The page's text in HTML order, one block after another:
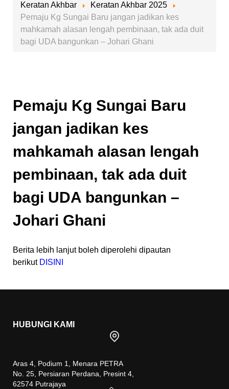
Keratan Akhbar
Keratan Akhbar 2025
Pemaju Kg Sungai Baru jangan jadikan kes
mahkamah alasan lengah pembinaan, tak ada duit
bagi UDA bangunkan – Johari Ghani
Pemaju Kg Sungai Baru
jangan jadikan kes
mahkamah alasan lengah
pembinaan, tak ada duit
bagi UDA bangunkan –
Johari Ghani
Berita lebih lanjut boleh diperolehi dipautan
berikut DISINI
HUBUNGI KAMI
Aras 4, Podium 1, Menara PETRA
No. 25, Persiaran Perdana, Presint 4,
62574 Putrajaya